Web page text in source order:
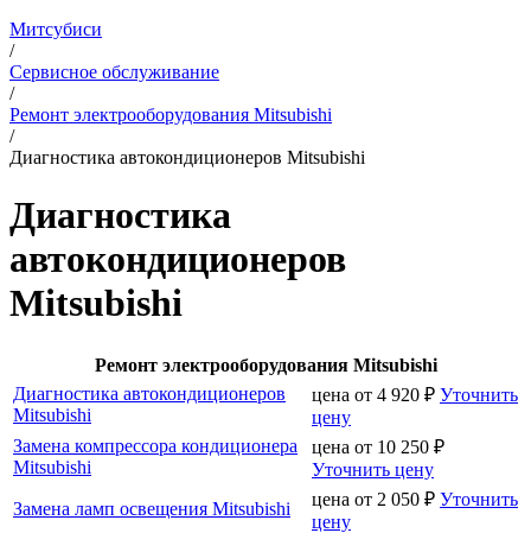
Митсубиси
/
Сервисное обслуживание
/
Ремонт электрооборудования Mitsubishi
/
Диагностика автокондиционеров Mitsubishi
Диагностика
автокондиционеров
Mitsubishi
Ремонт электрооборудования Mitsubishi
Диагностика автокондиционеров
Mitsubishi
цена от 4 920 ₽ Уточнить
цену
Замена компрессора кондиционера
Mitsubishi
цена от 10 250 ₽
Уточнить цену
Замена ламп освещения Mitsubishi
цена от 2 050 ₽ Уточнить
цену